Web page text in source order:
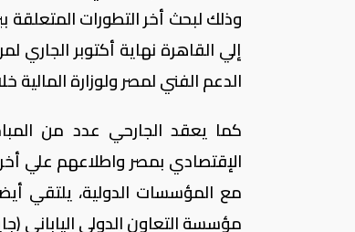
وذلك لبحث أخر التطورات المتعلقة
إلي القاهرة نهاية أكتوبر
الدعم الفني لمصر ولوزارة المالية
كما يعقد الجارحي عدد من
الإقتصادي بمصر واطلاعهم علي
مع المؤسسات الدولية، يلتقي
مؤسسة التعاون الدولي الياباني